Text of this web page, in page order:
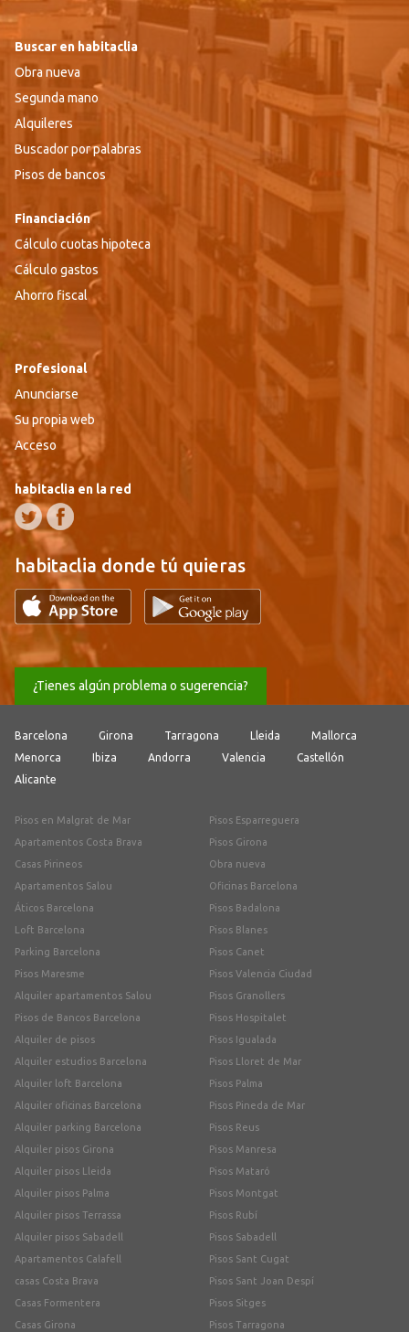
Buscar en habitaclia
Obra nueva
Segunda mano
Alquileres
Buscador por palabras
Pisos de bancos
Financiación
Cálculo cuotas hipoteca
Cálculo gastos
Ahorro fiscal
Profesional
Anunciarse
Su propia web
Acceso
habitaclia en la red
habitaclia donde tú quieras
¿Tienes algún problema o sugerencia?
Barcelona Girona Tarragona Lleida
Mallorca
Menorca
Ibiza Andorra Valencia
Castellón
Alicante
Pisos en Malgrat de Mar
Apartamentos Costa Brava
Casas Pirineos
Apartamentos Salou
Áticos Barcelona
Loft Barcelona
Parking Barcelona
Pisos Maresme
Alquiler apartamentos Salou
Pisos de Bancos Barcelona
Alquiler de pisos
Alquiler estudios Barcelona
Alquiler loft Barcelona
Alquiler oficinas Barcelona
Alquiler parking Barcelona
Alquiler pisos Girona
Alquiler pisos Lleida
Alquiler pisos Palma
Alquiler pisos Terrassa
Alquiler pisos Sabadell
Apartamentos Calafell
casas Costa Brava
Casas Formentera
Casas Girona
Pisos Esparreguera
Pisos Girona
Obra nueva
Oficinas Barcelona
Pisos Badalona
Pisos Blanes
Pisos Canet
Pisos Valencia Ciudad
Pisos Granollers
Pisos Hospitalet
Pisos Igualada
Pisos Lloret de Mar
Pisos Palma
Pisos Pineda de Mar
Pisos Reus
Pisos Manresa
Pisos Mataró
Pisos Montgat
Pisos Rubí
Pisos Sabadell
Pisos Sant Cugat
Pisos Sant Joan Despí
Pisos Sitges
Pisos Tarragona